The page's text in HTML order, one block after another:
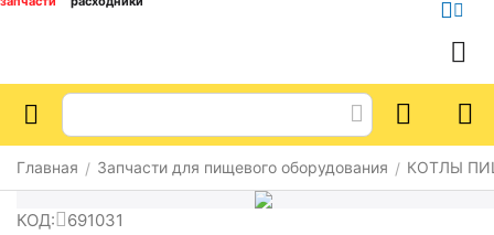
Главная / Запчасти для пищевого оборудования / КОТЛЫ
КОД: 691031